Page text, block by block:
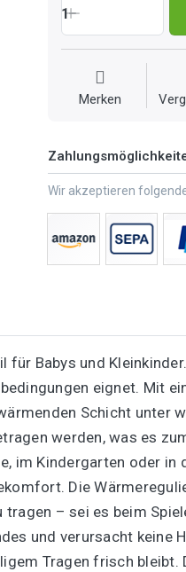
1
Merken
Wir akzeptieren
für Babys und
eignet. Mit
Schicht unter
werden, was es
im Kindergarten oder
Die
– sei es beim
und verursacht keine
Tragen frisch